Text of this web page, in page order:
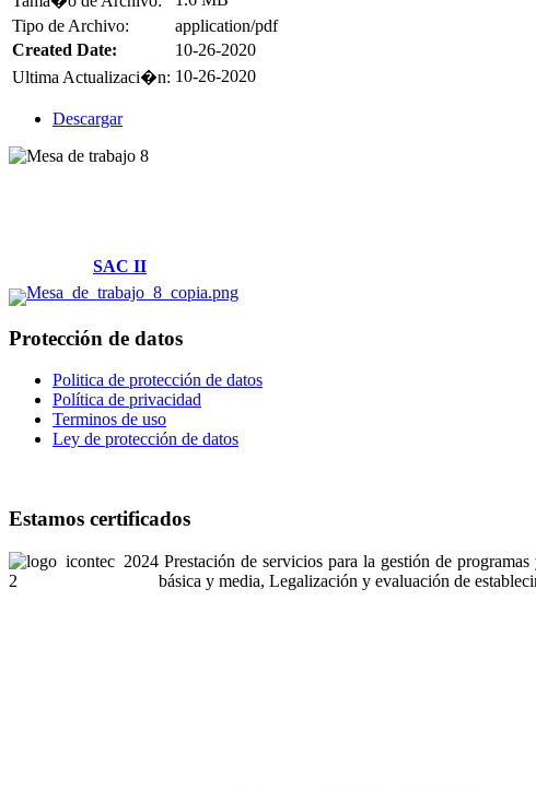
Tipo de Archivo:
application/pdf
Created Date:
10-26-2020
Ultima Actualizaci�n: 10-26-2020
Descargar
SAC II
Protección de datos
Politica de protección de datos
Política de privacidad
Terminos de uso
Ley de protección de datos
Estamos certificados
Prestación de servicios para la gestión de
básica y media, Legalización y evaluación de